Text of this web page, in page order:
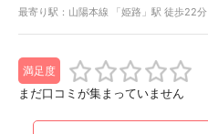
最寄り駅：山陽本線 「姫路」駅 徒歩22分
満足度
まだ口コミが集まっていません